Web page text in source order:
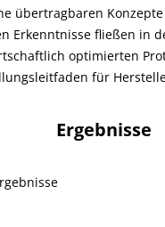
übertragbaren
Erkenntnisse fließen in
optimierten
für
Ergebnisse